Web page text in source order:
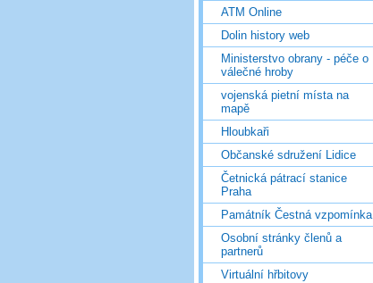
ATM Online
Dolin history web
Ministerstvo obrany - péče o
válečné hroby
vojenská pietní místa na
mapě
Hloubkaři
Občanské sdružení Lidice
Četnická pátrací stanice
Praha
Památník Čestná vzpomínka
Osobní stránky členů a
partnerů
Virtuální hřbitovy